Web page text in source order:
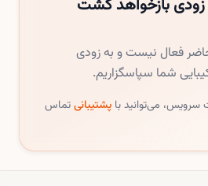
بازخواهد گشت
فعال نیست و به زودی
شما سپاسگزاریم.
سرویس، می‌توانید با پشتیبانیتماس